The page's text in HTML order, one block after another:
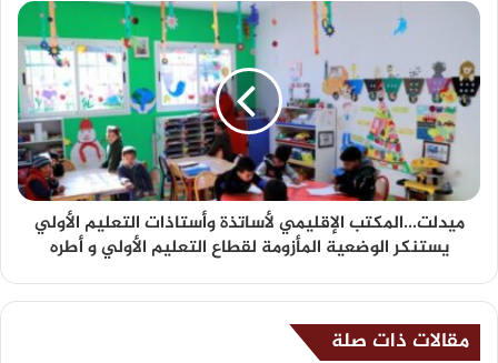
ميدلت...المكتب الإقليمي لأساتذة وأستاذات التعليم الأولي
يستنكر الوضعية المأزومة لقطاع التعليم الأولي و أطره
مقالات ذات صلة